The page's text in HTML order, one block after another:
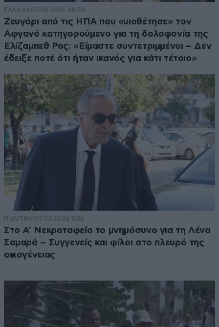
ΕΛΛΑΔΑ07·08·2026 08:50
Ζευγάρι από τις ΗΠΑ που «υιοθέτησε» τον
Αφγανό κατηγορούμενο για τη δολοφονία της
Ελίζαμπεθ Ρος: «Είμαστε συντετριμμένοι – Δεν
έδειξε ποτέ ότι ήταν ικανός για κάτι τέτοιο»
ΠΟΛΙΤΙΚΗ 07·08·2026 11:36
Στο Α’ Νεκροταφείο το μνημόσυνο για τη Λένα
Σαμαρά – Συγγενείς και φίλοι στο πλευρό της
οικογένειας